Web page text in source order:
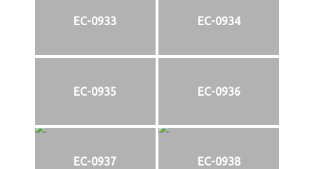
EC-0933 EC-0934
EC-0935 EC-0936
EC-0937 EC-0938